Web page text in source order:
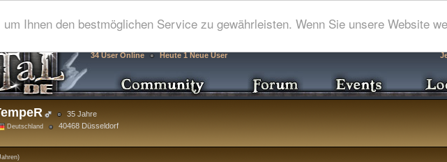
Ihnen den bestmöglichen Service zu gewährleisten. Wenn Sie unsere Website
34 User Online Heute 1 Neue User
35 Jahre
Deutschland 40468 Düsseldorf